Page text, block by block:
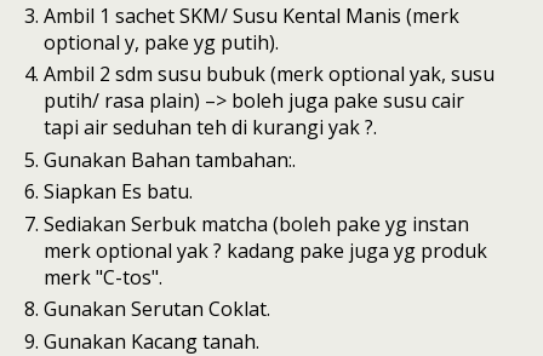
Ambil 1 sachet SKM/ Susu Kental Manis (merk
optional y, pake yg putih).
Ambil 2 sdm susu bubuk (merk optional yak, susu
putih/ rasa plain) –> boleh juga pake susu cair
tapi air seduhan teh di kurangi yak ?.
Gunakan Bahan tambahan:.
Siapkan Es batu.
Sediakan Serbuk matcha (boleh pake yg instan
merk optional yak ? kadang pake juga yg produk
merk "C-tos".
Gunakan Serutan Coklat.
Gunakan Kacang tanah.